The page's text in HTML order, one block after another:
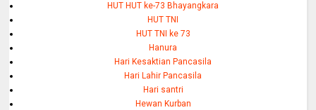
HUT HUT ke-73 Bhayangkara
HUT TNI
HUT TNI ke 73
Hanura
Hari Kesaktian Pancasila
Hari Lahir Pancasila
Hari santri
Hewan Kurban